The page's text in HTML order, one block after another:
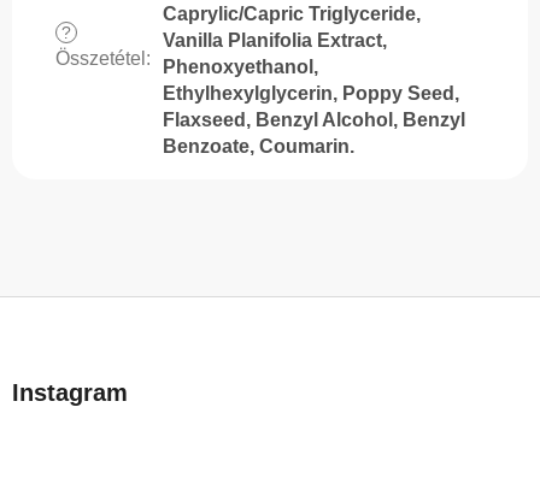
?
Összetétel :
Caprylic/Capric Triglyceride,
Vanilla Planifolia Extract,
Phenoxyethanol,
Ethylhexylglycerin, Poppy Seed,
Flaxseed, Benzyl Alcohol, Benzyl
Benzoate, Coumarin.
bInstagram